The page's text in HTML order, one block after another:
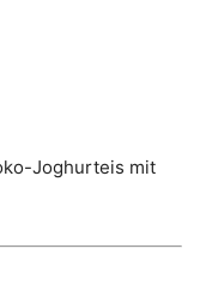
Joghurteis mit